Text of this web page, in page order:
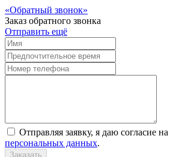
Обратный звонок
Заказ обратного звонка
Отправить ещё
Отправляя заявку, я даю согласие на
персональных данных.
Заказать